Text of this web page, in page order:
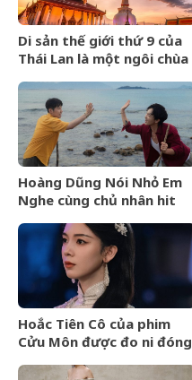
Di sản thế giới thứ 9 của
Thái Lan là một ngôi chùa
Hoàng Dũng Nói Nhỏ Em
Nghe cùng chủ nhân hit
Hoắc Tiên Cô của phim
Cửu Môn được đo ni đóng